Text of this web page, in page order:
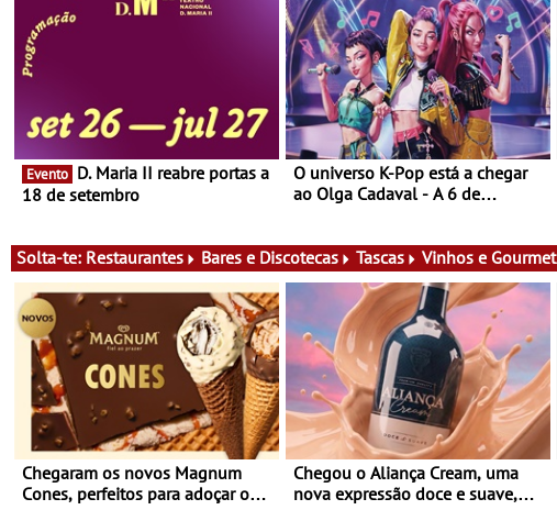
Evento
18 de setembro
O universo K-Pop está a chegar
ao Olga Cadaval - A 6 de
Solta-te: Restaurantes Bares e Discotecas Tascas Vinhos e Gourmet
Chegaram os novos Magnum
Cones, perfeitos para adoçar o
Chegou o Aliança Cream, uma
nova expressão doce e suave,